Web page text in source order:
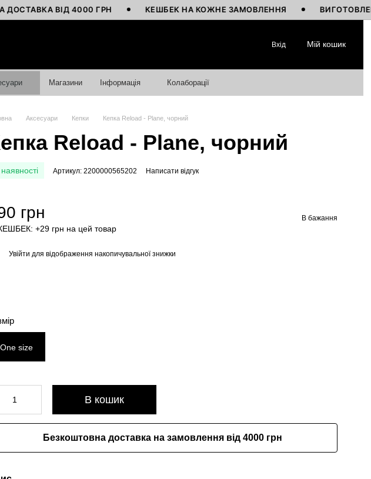
ВІД 4000 ГРН КЕШБЕК НА КОЖНЕ ЗАМОВЛЕННЯ ВИГОТОВЛЕНО В
Вхід Мій кошик
Магазини Інформація Колаборації
Аксесуари Кепки Кепка Reload - Plane, чорний
Reload - Plane, чорний
Артикул: 2200000565202 Написати відгук
грн
+29 грн на цей товар
В бажання
Увійти для відображення накопичувальної знижки
One size
В кошик
Безкоштовна доставка на замовлення від 4000 грн